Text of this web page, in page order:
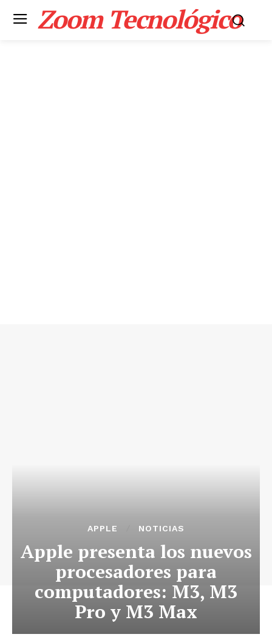
Zoom Tecnológico
APPLE NOTICIAS
Apple presenta los nuevos
procesadores para
computadores: M3, M3
Pro y M3 Max